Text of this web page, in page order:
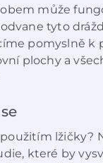
může
tyto
pomyslně k
plochy a
použitím lžičky?
které by